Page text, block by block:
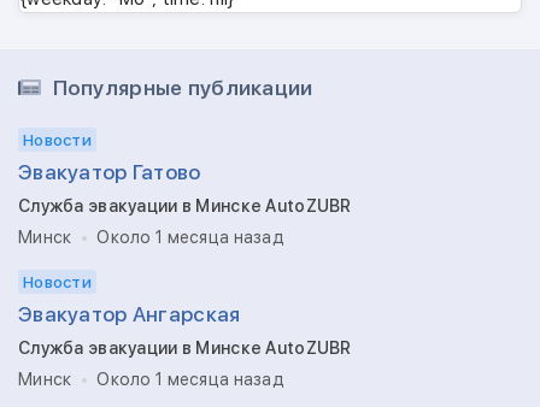
Популярные публикации
Новости
Эвакуатор Гатово
Служба эвакуации в Минске AutoZUBR
Минск
Около 1 месяца назад
Новости
Эвакуатор Ангарская
Служба эвакуации в Минске AutoZUBR
Минск
Около 1 месяца назад